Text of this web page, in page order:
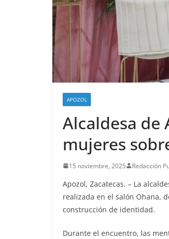
APOZOL
Alcaldesa de
mujeres
15 noviembre, 2025 Redacción
Apozol, Zacatecas. – La
realizada en el salón Ohana,
construcción de identidad.
Durante el encuentro, las